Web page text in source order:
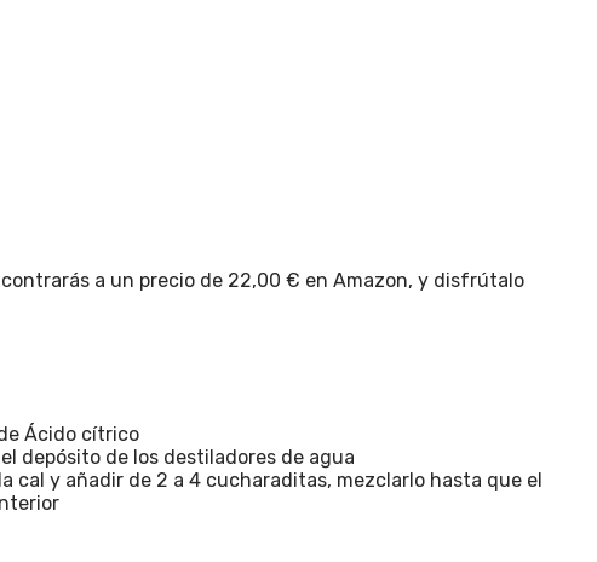
a un precio de 22,00 € en Amazon, y disfrútalo
Ácido cítrico
depósito de los destiladores de agua
cal y añadir de 2 a 4 cucharaditas, mezclarlo hasta que el